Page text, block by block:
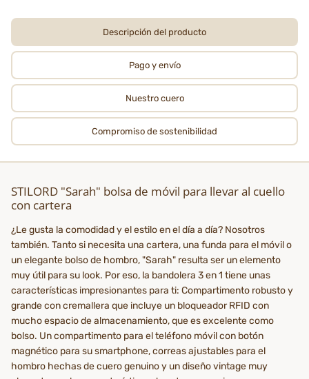
Descripción del producto
Pago y envío
Nuestro cuero
Compromiso de sostenibilidad
STILORD "Sarah" bolsa de móvil para llevar al cuello
con cartera
¿Le gusta la comodidad y el estilo en el día a día? Nosotros
también. Tanto si necesita una cartera, una funda para el móvil o
un elegante bolso de hombro, "Sarah" resulta ser un elemento
muy útil para su look. Por eso, la bandolera 3 en 1 tiene unas
características impresionantes para ti: Compartimento robusto y
grande con cremallera que incluye un bloqueador RFID con
mucho espacio de almacenamiento, que es excelente como
bolso. Un compartimento para el teléfono móvil con botón
magnético para su smartphone, correas ajustables para el
hombro hechas de cuero genuino y un diseño vintage muy